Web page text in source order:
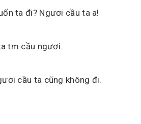
ta đi? Ngươi cầu ta a!
tm cầu ngươi.
cầu ta cũng không đi.